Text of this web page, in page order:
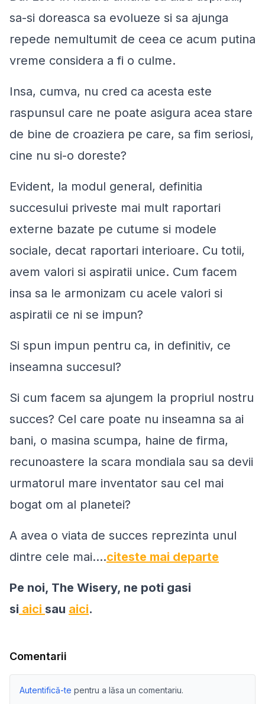
sa-si doreasca sa evolueze si sa ajunga
repede nemultumit de ceea ce acum putina
vreme considera a fi o culme.
Insa, cumva, nu cred ca acesta este
raspunsul care ne poate asigura acea stare
de bine de croaziera pe care, sa fim seriosi,
cine nu si-o doreste?
Evident, la modul general, definitia
succesului priveste mai mult raportari
externe bazate pe cutume si modele
sociale, decat raportari interioare. Cu totii,
avem valori si aspiratii unice. Cum facem
insa sa le armonizam cu acele valori si
aspiratii ce ni se impun?
Si spun impun pentru ca, in definitiv, ce
inseamna succesul?
Si cum facem sa ajungem la propriul nostru
succes? Cel care poate nu inseamna sa ai
bani, o masina scumpa, haine de firma,
recunoastere la scara mondiala sau sa devii
urmatorul mare inventator sau cel mai
bogat om al planetei?
A avea o viata de succes reprezinta unul
dintre cele mai....citeste mai departe
Pe noi, The Wisery, ne poti gasi
si aici sau aici.
Comentarii
Autentifică-te pentru a lăsa un comentariu.